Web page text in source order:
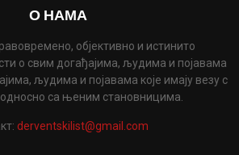
О НАМА
објективно и истинито
о свим догађајима, људима и појавама
људима и појавама које имају везу с
са њеним становницима.
derventskilist@gmail.com